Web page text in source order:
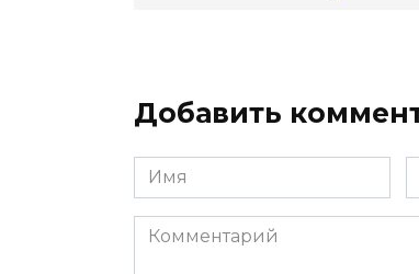
Добавить
Имя
*
*
Комментарий